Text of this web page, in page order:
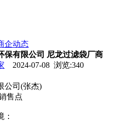
企动态
保有限公司 尼龙过滤袋厂商
2024-07-08 浏览:340
公司(张杰)
售点